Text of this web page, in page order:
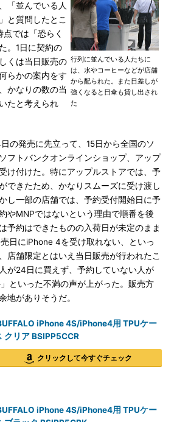
行列に並んでいる人たちに
は、水やコーヒーなどが店舗
から配られた。また日差しが
強くなると日傘も貸し出され
た
「並んでいる人
と質問したとこ
では「恐らく
。1日に契約の
くは当日販売の
らかの案内をす
かなりの数の当
たと考えられ
の発売に先立って、15日から全国のソ
フトバンクオンラインショップ、アップ
け付けた。特にアップルストアでは、予
できたため、かなりスムーズに受け渡し
し一部の店舗では、予約受付開始日に予
やMNPではないという理由で順番を後
予約はできたものの入荷日が未定のまま
日にiPhone 4を受け取れない、といっ
店舗限定とはいえ当日販売が行われたこ
が24日に買えず、予約していない人が
といった不満の声が上がった。販売方
地がありそうだ。
iPhone 4S/iPhone4用 TPUケー
クリア BSIPP5CCR
クリックして今すぐチェック
iPhone 4S/iPhone4用 TPUケー